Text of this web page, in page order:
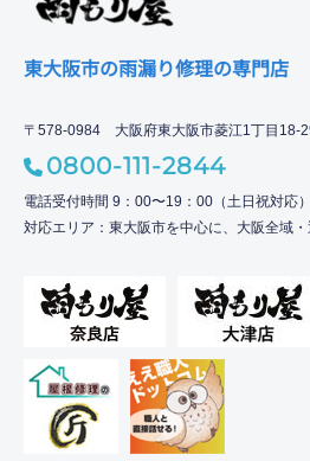
東大阪市の雨漏り修理の専門店
〒578-0984 大阪府東大阪市菱江1丁目18-
0800-111-2844
電話受付時間 9：00〜19：00（土日祝対応）
対応エリア：東大阪市を中心に、大阪全域